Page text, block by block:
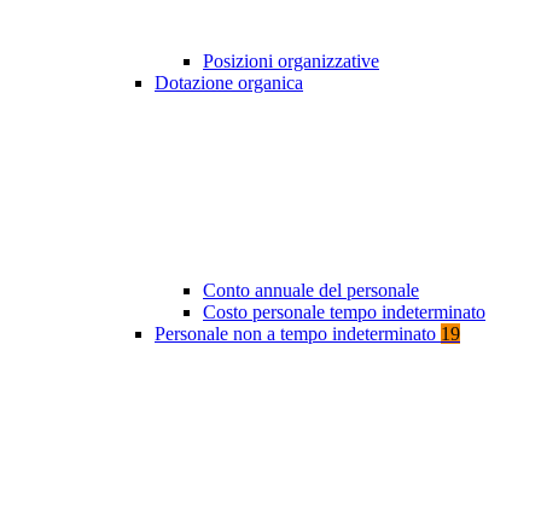
Posizioni organizzative
Dotazione organica
Conto annuale del personale
Costo personale tempo indeterminato
Personale non a tempo indeterminato 19